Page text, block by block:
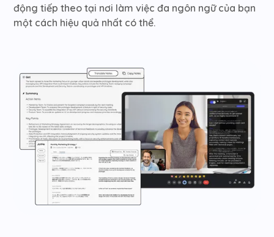
động tiếp theo tại nơi làm việc đa ngôn ngữ của bạn
một cách hiệu quả nhất có thể.